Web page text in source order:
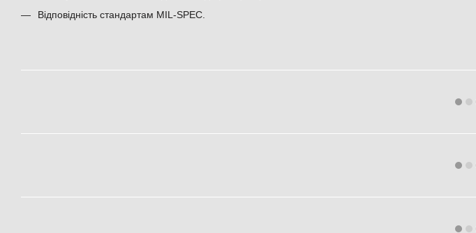
Відповідність стандартам MIL-SPEC.